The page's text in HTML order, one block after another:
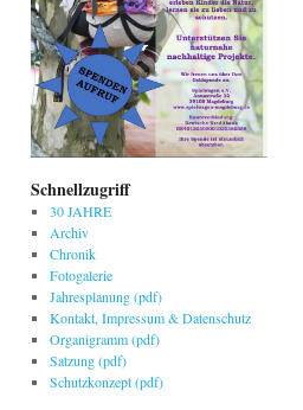
Schnellzugriff
30 JAHRE
Archiv
Chronik
Fotogalerie
Jahresplanung (pdf)
Kontakt, Impressum & Datenschutz
Organigramm (pdf)
Satzung (pdf)
Schutzkonzept (pdf)